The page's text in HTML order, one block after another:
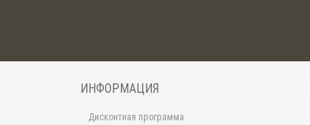
ИНФОРМАЦИЯ
Дисконтная программа